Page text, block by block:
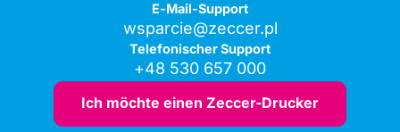
E-Mail-Support
wsparcie@zeccer.pl
Telefonischer Support
+48 530 657 000
Ich möchte einen Zeccer-Drucker